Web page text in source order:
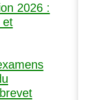
2026 :
et